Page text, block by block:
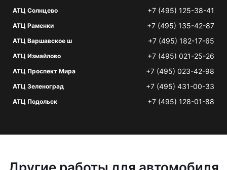
АТЦ Солнцево +7 (495) 125-38-41
АТЦ Раменки +7 (495) 135-42-87
АТЦ Варшавское ш +7 (495) 182-17-65
АТЦ Измайлово +7 (495) 021-25-26
АТЦ Проспект Мира +7 (495) 023-42-98
АТЦ Зеленоград +7 (495) 431-00-33
АТЦ Подольск +7 (495) 128-01-88